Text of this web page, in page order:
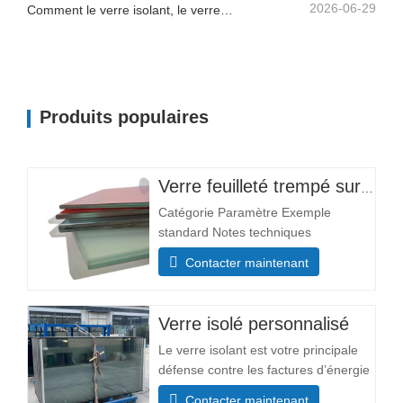
2026-06-29
Produits populaires
Catégorie Paramètre Exemple
standard Notes techniques
Dimensions Min. Taille 300×300 mm
La plupart des tailles sont
structurale Épaisseur de la couche de
verre (mm) Couche simple : 3+3,
5+5, 6+6 L'
Contacter maintenant
Verre isolé personnalisé
Le verre isolant est votre principale
défense contre les factures d’énergie
élevées. La couche d’air ou de gaz